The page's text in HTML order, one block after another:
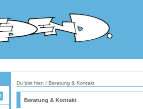
Du bist hier: / Beratung & Kontakt
Beratung & Kontakt